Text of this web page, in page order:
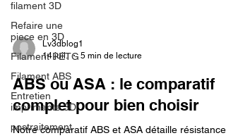
filament 3D
Refaire une
piece en 3D
Filament PETG
Filament ABS
Entretien
imprimante 3D
postraitement
Lv3dblog1
14 juil.
5 min de lecture
ABS ou ASA : le comparatif
complet pour bien choisir
Notre comparatif ABS et ASA détaille résistance